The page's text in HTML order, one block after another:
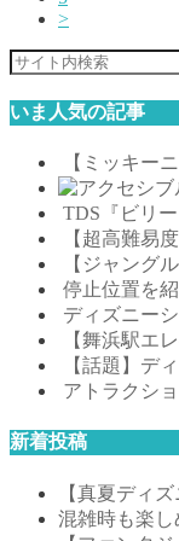
>
いま人気の記事
【ミッキー
TDS『ビリ
【超高難易
【ジャング
停止位置を
ディズニー
【舞浜駅エ
【話題】デ
アトラクシ
新着投稿
【真夏ディ
混雑時も楽